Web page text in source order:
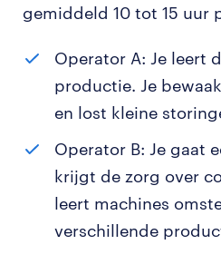
gemiddeld 10 tot 15 uur
Operator A: Je leert
productie. Je
en lost kleine
Operator B: Je gaat
krijgt de zorg over
leert machines
verschillende